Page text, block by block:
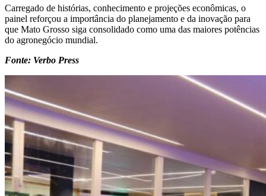
Carregado de histórias, conhecimento e projeções econômicas, o
painel reforçou a importância do planejamento e da inovação para
que Mato Grosso siga consolidado como uma das maiores potências
do agronegócio mundial.
Fonte: Verbo Press